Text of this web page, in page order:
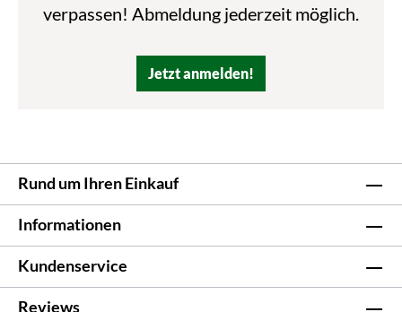
verpassen! Abmeldung jederzeit möglich.
Jetzt anmelden!
Rund um Ihren Einkauf
Informationen
Kundenservice
Reviews